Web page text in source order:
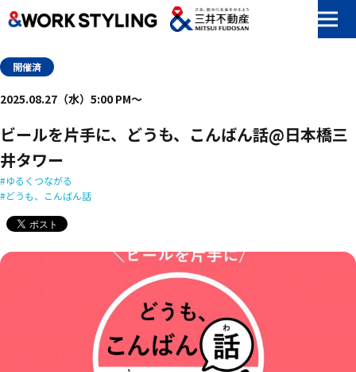
開催済
2025.08.27（水）5:00 PM〜
ビールを片手に、どうも、こんばん話@日本橋三
井タワー
ゆるくつながる
どうも、こんばん話